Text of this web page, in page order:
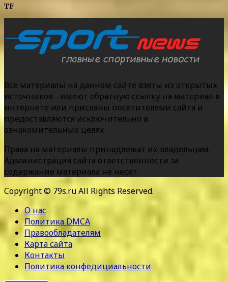
TF
Все материалы на данном сайте взяты из открытых
источников - имеют обратную ссылку на материал в
интернете или присланы посетителями сайта и
предоставляются исключительно в
ознакомительных целях.
Права на материалы принадлежат их владельцам.
Администрация сайта ответственности за
содержание материала не несет.
Copyright © 79s.ru All Rights Reserved.
О нас
Политика DMCA
Правообладателям
Карта сайта
Контакты
Политика конфедициальности